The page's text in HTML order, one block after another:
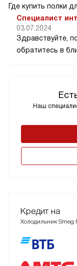
Наш
Где купить полки
Специалист
03.07.2024
Здравствуйте,
обратитесь в
Кредит на
Холодильник Smeg